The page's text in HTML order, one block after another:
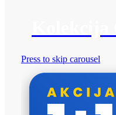
Press to skip carousel